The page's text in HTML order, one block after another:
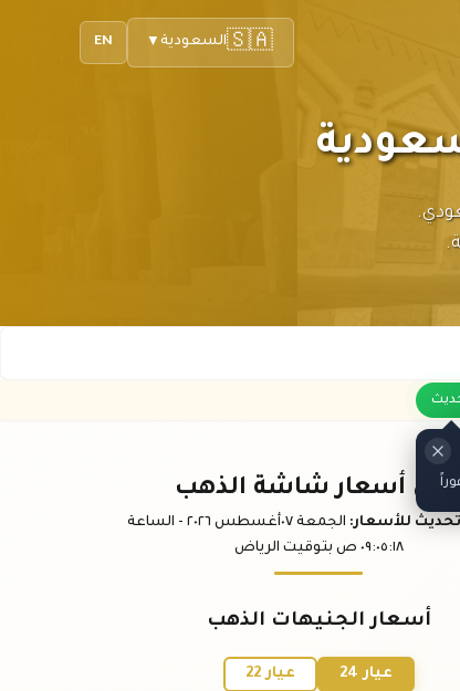
EN 🇸🇦السعودية ▼
السعودي.
أسعار شاشة الذهب
تحديث للأسعار: الجمعة ٠٧ أغسطس ٢٠٢٦ -
الساعة
٠٩:٠٥:١٨ ص بتوقيت الرياض
أسعار الجنيهات الذهب
عيار 24 عيار 22